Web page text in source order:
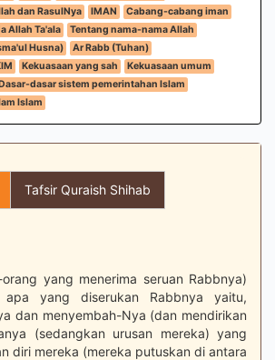
dan RasulNya
IMAN
Cabang-cabang iman
Allah Ta'ala
Tentang nama-nama Allah
Husna)
Ar Rabb (Tuhan)
Kekuasaan yang sah
Kekuasaan umum
dasar sistem pemerintahan Islam
Islam
Tafsir Quraish Shihab
yang menerima seruan Rabbnya)
apa yang diserukan Rabbnya yaitu,
dan menyembah-Nya (dan mendirikan
(sedangkan urusan mereka) yang
diri mereka (mereka putuskan di antara